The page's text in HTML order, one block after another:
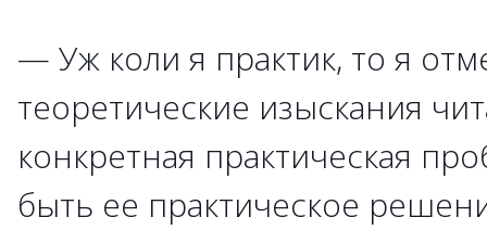
— Уж коли я практик, то я
теоретические изыскания
конкретная практическая
быть ее практическое